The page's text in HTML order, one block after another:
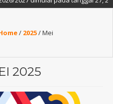
/ 2025/Mei
2025